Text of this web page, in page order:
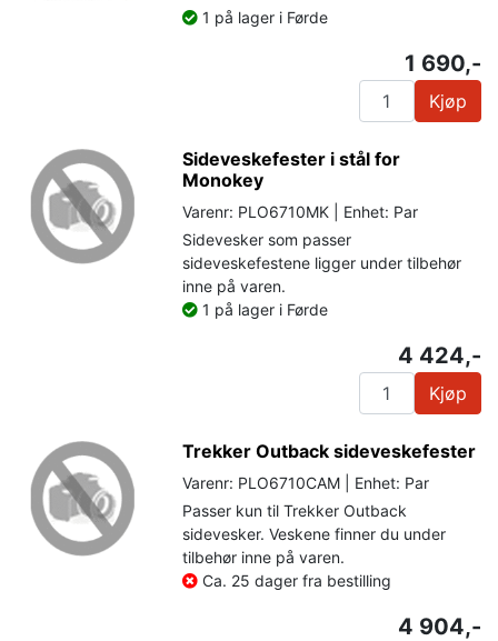
1 på lager i Førde
1 690,-
Kjøp
Sideveskefester i stål for
Monokey
Varenr: PLO6710MK | Enhet: Par
Sidevesker som passer
sideveskefestene ligger under tilbehør
inne på varen.
1 på lager i Førde
4 424,-
Kjøp
Trekker Outback sideveskefester
Varenr: PLO6710CAM | Enhet: Par
Passer kun til Trekker Outback
sidevesker. Veskene finner du under
tilbehør inne på varen.
Ca. 25 dager fra bestilling
4 904,-